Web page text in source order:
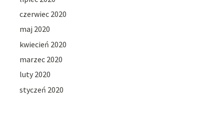
czerwiec 2020
maj 2020
kwiecień 2020
marzec 2020
luty 2020
styczeń 2020